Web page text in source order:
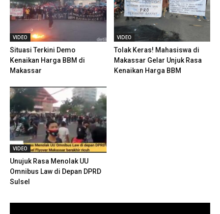
VIDEO
Situasi Terkini Demo
Kenaikan Harga BBM di
Makassar
VIDEO
Tolak Keras! Mahasiswa di
Makassar Gelar Unjuk Rasa
Kenaikan Harga BBM
VIDEO
Unujuk Rasa Menolak UU
Omnibus Law di Depan DPRD
Sulsel